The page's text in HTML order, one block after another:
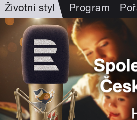
Životní styl Program